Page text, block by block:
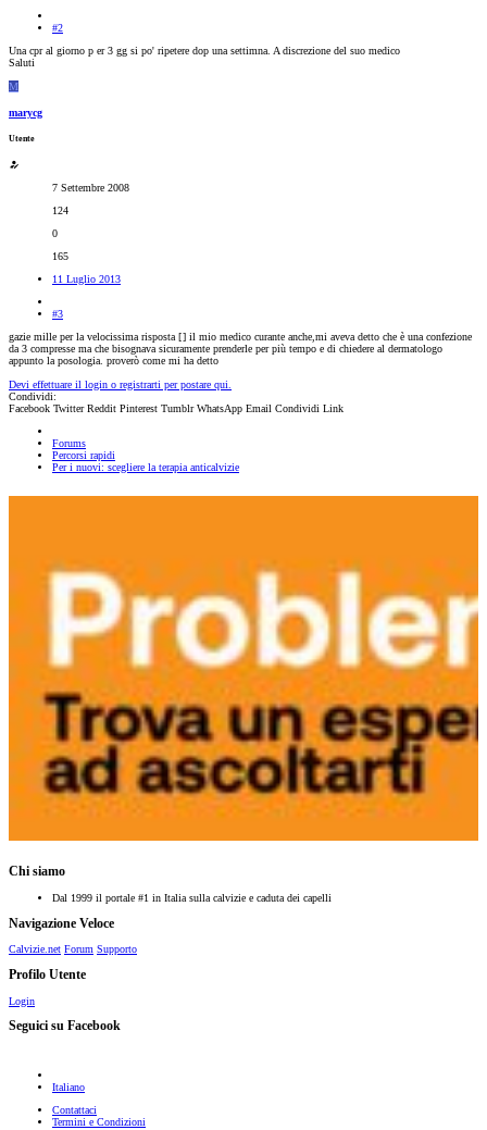
#2
Una cpr al giorno p er 3 gg si po' ripetere dop una settimna. A discrezione del suo medico
Saluti
M
marycg
Utente
7 Settembre 2008
124
0
165
11 Luglio 2013
#3
gazie mille per la velocissima risposta [] il mio medico curante anche,mi aveva detto che è una confezione
da 3 compresse ma che bisognava sicuramente prenderle per più tempo e di chiedere al dermatologo
appunto la posologia. proverò come mi ha detto
Devi effettuare il login o registrarti per postare qui.
Condividi:
Facebook Twitter Reddit Pinterest Tumblr WhatsApp Email Condividi Link
Forums
Percorsi rapidi
Per i nuovi: scegliere la terapia anticalvizie
Chi siamo
Dal 1999 il portale #1 in Italia sulla calvizie e caduta dei capelli
Navigazione Veloce
Calvizie.net Forum Supporto
Profilo Utente
Login
Seguici su Facebook
Italiano
Contattaci
Termini e Condizioni